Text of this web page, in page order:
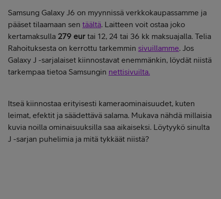
Samsung Galaxy J6 on myynnissä verkkokaupassamme ja
pääset tilaamaan sen täältä. Laitteen voit ostaa joko
kertamaksulla 279 eur tai 12, 24 tai 36 kk maksuajalla. Telia
Rahoituksesta on kerrottu tarkemmin sivuillamme. Jos
Galaxy J -sarjalaiset kiinnostavat enemmänkin, löydät niistä
tarkempaa tietoa Samsungin nettisivuilta.
Itseä kiinnostaa erityisesti kameraominaisuudet, kuten
leimat, efektit ja säädettävä salama. Mukava nähdä millaisia
kuvia noilla ominaisuuksilla saa aikaiseksi. Löytyykö sinulta
J -sarjan puhelimia ja mitä tykkäät niistä?